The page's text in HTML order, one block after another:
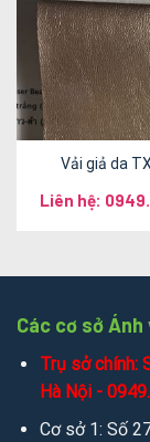
Vải giả da
Liên hệ:
Các cơ sở Ánh
Trụ sở chính:
Hà Nội -
Cơ sở 1: Số